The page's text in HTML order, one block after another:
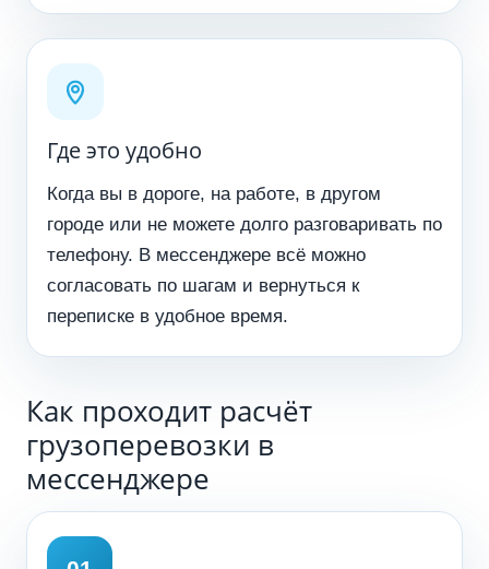
Где это удобно
Когда вы в дороге, на работе, в другом
городе или не можете долго разговаривать по
телефону. В мессенджере всё можно
согласовать по шагам и вернуться к
переписке в удобное время.
Как проходит расчёт
грузоперевозки в
мессенджере